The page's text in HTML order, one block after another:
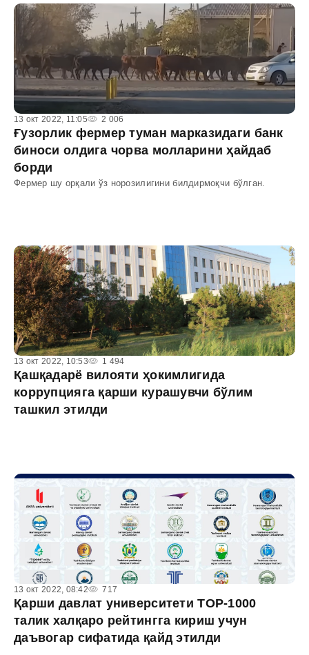
13 окт 2022, 11:05 2 006
Ғузорлик фермер туман марказидаги банк
биноси олдига чорва молларини ҳайдаб
борди
Фермер шу орқали ўз норозилигини билдирмоқчи бўлган.
13 окт 2022, 10:53 1 494
Қашқадарё вилояти ҳокимлигида
коррупцияга қарши курашувчи бўлим
ташкил этилди
13 окт 2022, 08:42 717
Қарши давлат университети TOP-1000
талик халқаро рейтингга кириш учун
даъвогар сифатида қайд этилди